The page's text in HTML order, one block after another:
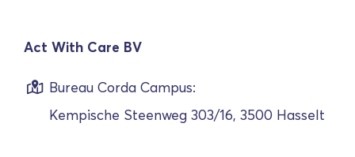
Act With Care BV
Bureau Corda Campus:
Kempische Steenweg 303/16, 3500 Hasselt